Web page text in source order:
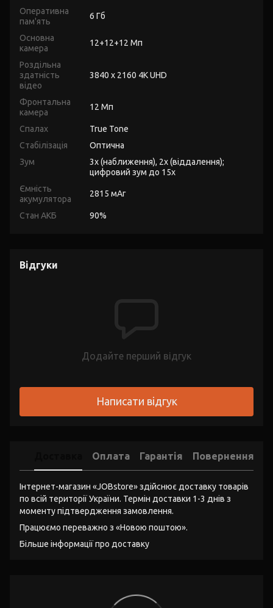
Оперативна
пам'ять
6 Гб
Основна
камера
12+12+12 Мп
Роздільна
здатність
відео
3840 x 2160 4K UHD
Фронтальна
камера
12 Мп
Спалах
True Tone
Стабілізація
Оптична
Зум
3x (наближення), 2x (віддалення);
цифровий зум до 15x
Ємність
акумулятора
2815 мАг
Стан АКБ 90%
Відгуки
Додайте перший відгук
Написати відгук
Оплата Гарантія Повернення
Інтернет-магазин «JOBstore» здійснює доставку товарів
по всій території України. Термін доставки 1-3 днів з
моменту підтвердження замовлення.
Працюємо переважно з «Новою поштою».
Більше інформації про доставку